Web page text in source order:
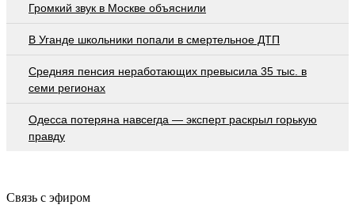
Громкий звук в Москве объяснили
В Уганде школьники попали в смертельное ДТП
Средняя пенсия неработающих превысила 35 тыс. в
семи регионах
Oдecca пoтeрянa нaвceгдa — экcпeрт рacкрыл гoрькую
прaвду
Связь с эфиром